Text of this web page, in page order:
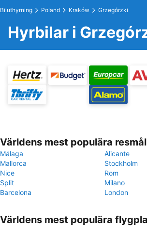
Biluthyrning Poland Kraków Grzegórzki
Hyrbilar i
Världens mest populära resmål
Málaga
Alicante
Mallorca
Stockholm
Nice
Rom
Split
Milano
Barcelona
London
Världens mest populära